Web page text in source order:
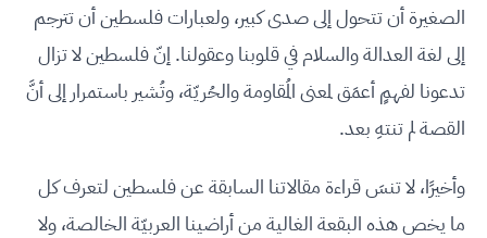
الصغيرة أن تتحول إلى صدى كبير، ولعبارات فلسطين أن تترجم
إلى لغة العدالة والسلام في قلوبنا وعقولنا. إنّ فلسطين لا تزال
تدعونا لفهمٍ أعمَق لمعنى المُقاومة والحُريّة، وتُشير باستمرار إلى أنَّ
القصة لم تنتهِ بعد.
وأخيرًا، لا تنسَ قراءة مقالاتنا السابقة عن فلسطين لتعرف كل
ما يخص هذه البقعة الغالية من أراضينا العربيّة الخالصة، ولا